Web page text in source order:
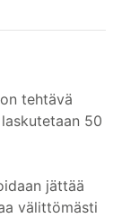
tehtävä
50
jättää
välittömästi